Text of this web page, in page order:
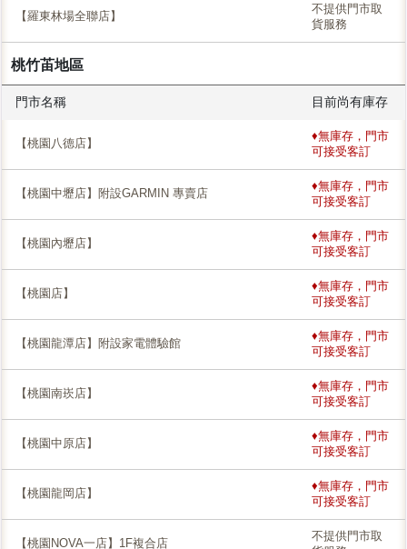
【羅東林場全聯店】
不提供門市取
貨服務
桃竹苖地區
門市名稱 目前尚有庫存
【桃園八德店】
♦無庫存，門市
可接受客訂
【桃園中壢店】附設GARMIN 專賣店
♦無庫存，門市
可接受客訂
【桃園內壢店】
♦無庫存，門市
可接受客訂
【桃園店】
♦無庫存，門市
可接受客訂
【桃園龍潭店】附設家電體驗館
♦無庫存，門市
可接受客訂
【桃園南崁店】
♦無庫存，門市
可接受客訂
【桃園中原店】
♦無庫存，門市
可接受客訂
【桃園龍岡店】
♦無庫存，門市
可接受客訂
【桃園NOVA一店】1F複合店
不提供門市取